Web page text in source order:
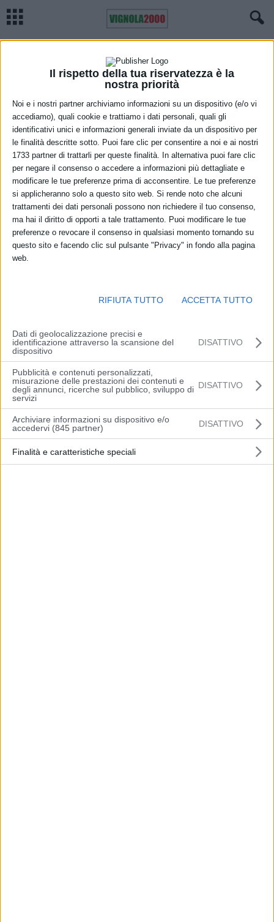
Il rispetto della tua riservatezza è la
nostra priorità
Noi e i nostri partner archiviamo informazioni su un dispositivo (e/o vi
accediamo), quali cookie e trattiamo i dati personali, quali gli
identificativi unici e informazioni generali inviate da un dispositivo per
le finalità descritte sotto. Puoi fare clic per consentire a noi e ai nostri
1733 partner di trattarli per queste finalità. In alternativa puoi fare clic
per negare il consenso o accedere a informazioni più dettagliate e
modificare le tue preferenze prima di acconsentire. Le tue preferenze
si applicheranno solo a questo sito web. Si rende noto che alcuni
trattamenti dei dati personali possono non richiedere il tuo consenso,
ma hai il diritto di opporti a tale trattamento. Puoi modificare le tue
preferenze o revocare il consenso in qualsiasi momento tornando su
questo sito e facendo clic sul pulsante "Privacy" in fondo alla pagina
web.
RIFIUTA TUTTO ACCETTA TUTTO
Dati di geolocalizzazione precisi e
identificazione attraverso la scansione del
dispositivo
DISATTIVO
Pubblicità e contenuti personalizzati,
misurazione delle prestazioni dei contenuti e
degli annunci, ricerche sul pubblico, sviluppo di
servizi
DISATTIVO
Archiviare informazioni su dispositivo e/o
accedervi (845 partner)
DISATTIVO
Finalità e caratteristiche speciali
Home Bassa modenese Notte impegnativa per i Vigili del Fuoco modenesi
SAN FELICE SUL PANARO
VIGNOLA
Notte impegnativa per i Vigili del Fuoco
modenesi
8 Dicembre 2022
Intorno alle 22:00 sono intervenuti con due squadre in via per San
Felice a San Felice sul Panaro, per l’incendio del tetto il legno di
23:00 in via Claudia a Formica di Savignano dove, dopo uno
scontro tra due auto una di queste si è incendiata. Un ferito
nell’incidente assistito dal 118; nessuna persona coinvolta nel rogo
dell’auto.
Articolo precedente Articolo successivo